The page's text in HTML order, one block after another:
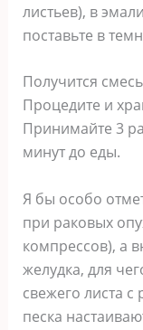
листьев), в
поставьте в
Получится
Процедите и
Принимайте 3
минут до еды.
Я бы особо
при раковых
компрессов), а
желудка, для
свежего листа
песка